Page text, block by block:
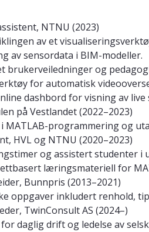
NTNU (2023)
av et
av sensordata i BIM-modeller.
brukerveiledninger og
for automatisk
dashbord for visning av live
på Vestlandet (2022–2023)
i MATLAB-programmering og
HVL og NTNU (2020–2023)
og assistert studenter i
læringsmateriell for
Bunnpris (2013–2021)
oppgaver inkludert renhold,
TwinConsult AS (2024–)
daglig drift og ledelse av